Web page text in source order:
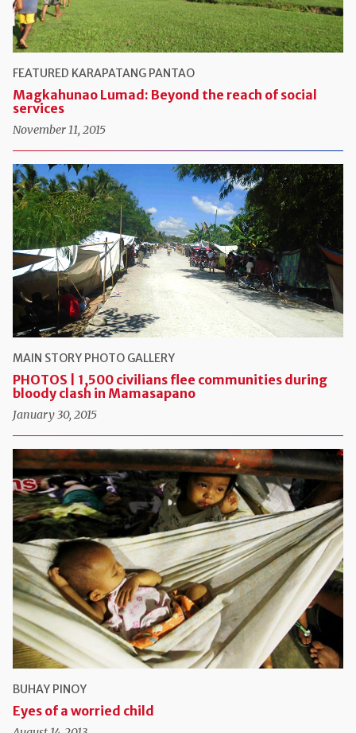
FEATURED KARAPATANG PANTAO
Magkahunao Lumad: Beyond the reach of social
services
November 11, 2015
MAIN STORY PHOTO GALLERY
PHOTOS | 1,500 civilians flee communities during
bloody clash in Mamasapano
January 30, 2015
BUHAY PINOY
Eyes of a worried child